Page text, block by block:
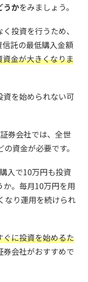
うかをみましょう。
投資を行うため、
託の最低購入金額
金が大きくなりま
を始められない可
券会社では、全世
資金が必要です。
入で10万円も投資
。毎月10万円を用
なり運用を続けられ
に投資を始めるた
会社がおすすめで